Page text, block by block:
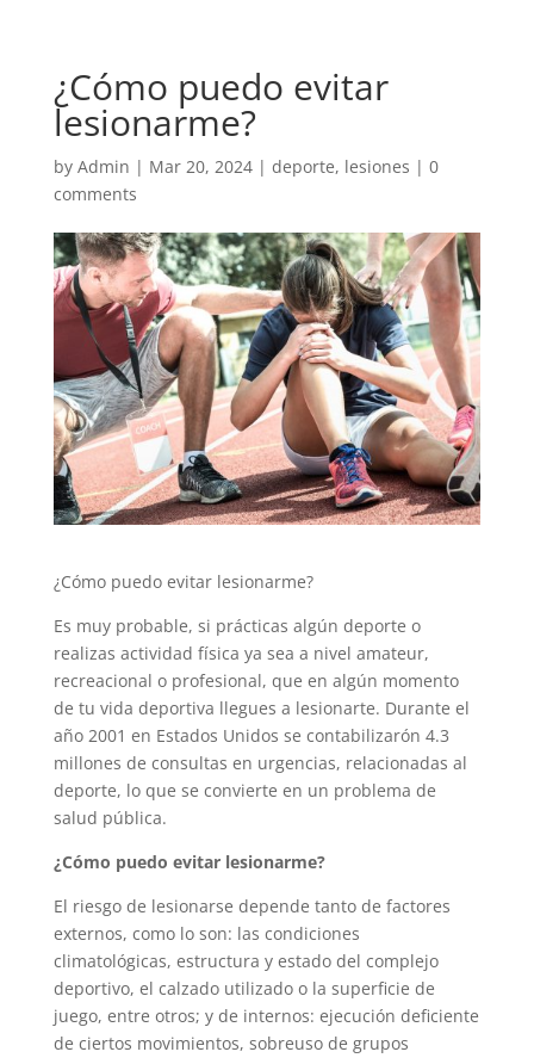
¿Cómo puedo evitar
lesionarme?
by Admin | Mar 20, 2024| deporte, lesiones | 0
comments
¿Cómo puedo evitar lesionarme?
Es muy probable, si prácticas algún deporte o
realizas actividad física ya sea a nivel amateur,
recreacional o profesional, que en algún momento
de tu vida deportiva llegues a lesionarte. Durante el
año 2001 en Estados Unidos se contabilizarón 4.3
millones de consultas en urgencias, relacionadas al
deporte, lo que se convierte en un problema de
salud pública.
¿Cómo puedo evitar lesionarme?
El riesgo de lesionarse depende tanto de factores
externos, como lo son: las condiciones
climatológicas, estructura y estado del complejo
deportivo, el calzado utilizado o la superficie de
juego, entre otros; y de internos: ejecución deficiente
de ciertos movimientos, sobreuso de grupos